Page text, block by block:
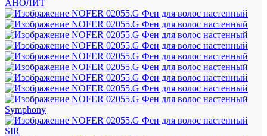
АНОЛИТ
Symphony
SIR